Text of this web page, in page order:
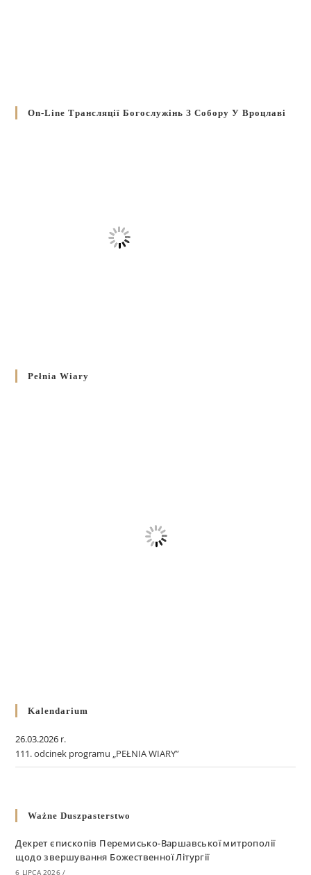
On-Line Трансляції Богослужінь З Собору У Вроцлаві
Pełnia Wiary
Kalendarium
26.03.2026 r.
111. odcinek programu „PEŁNIA WIARY”
Ważne Duszpasterstwo
Декрет єпископів Перемисько-Варшавської митрополії
щодо звершування Божественної Літургії
6 LIPCA 2026 /